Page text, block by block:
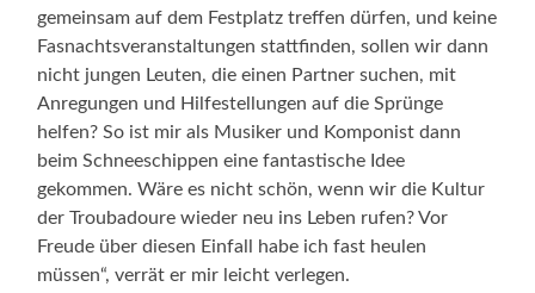
gemeinsam auf dem Festplatz treffen dürfen, und keine
Fasnachtsveranstaltungen stattfinden, sollen wir dann
nicht jungen Leuten, die einen Partner suchen, mit
Anregungen und Hilfestellungen auf die Sprünge
helfen? So ist mir als Musiker und Komponist dann
beim Schneeschippen eine fantastische Idee
gekommen. Wäre es nicht schön, wenn wir die Kultur
der Troubadoure wieder neu ins Leben rufen? Vor
Freude über diesen Einfall habe ich fast heulen
müssen“, verrät er mir leicht verlegen.